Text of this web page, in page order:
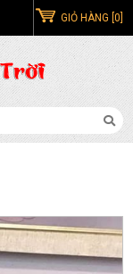
GIỎ HÀNG [0]